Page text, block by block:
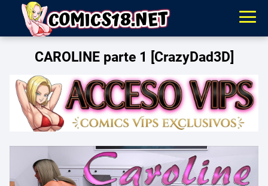
CAROLINE parte 1 [CrazyDad3D]